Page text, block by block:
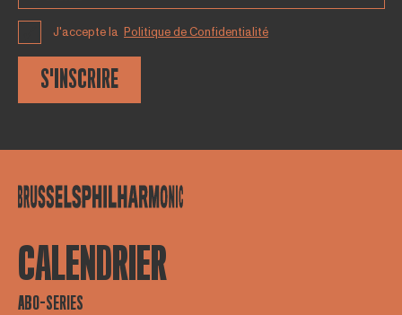
J'accepte la Politique de Confidentialité
S'INSCRIRE
CALENDRIER
ABO-SERIES